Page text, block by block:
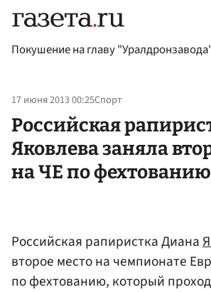
Покушение на главу
17 июня 2013 00:25Спорт
Российская
Яковлева заняла
на ЧЕ по фехтованию
Российская рапиристка Диана
второе место на чемпионате
по фехтованию, который